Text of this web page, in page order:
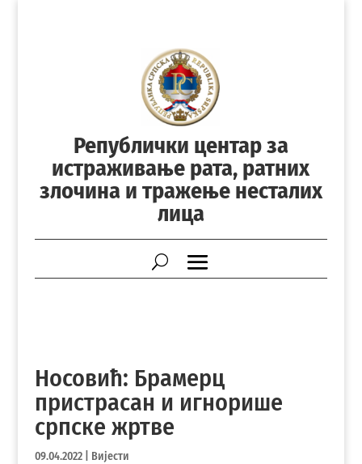
Републички центар за
истраживање рата, ратних
злочина и тражење несталих
лица
Носовић: Брамерц
пристрасан и игнорише
српске жртве
09.04.2022| Вијести